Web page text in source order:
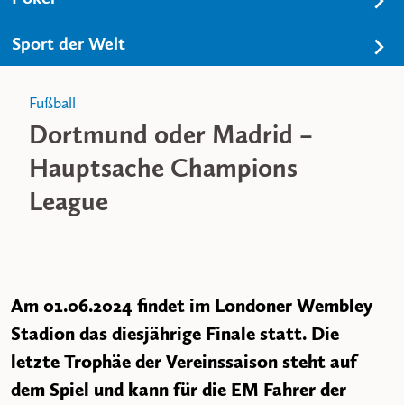
Sport der Welt
Fußball
Dortmund oder Madrid –
Hauptsache Champions
League
Am 01.06.2024 findet im Londoner Wembley
Stadion das diesjährige Finale statt. Die
letzte Trophäe der Vereinssaison steht auf
dem Spiel und kann für die EM Fahrer der